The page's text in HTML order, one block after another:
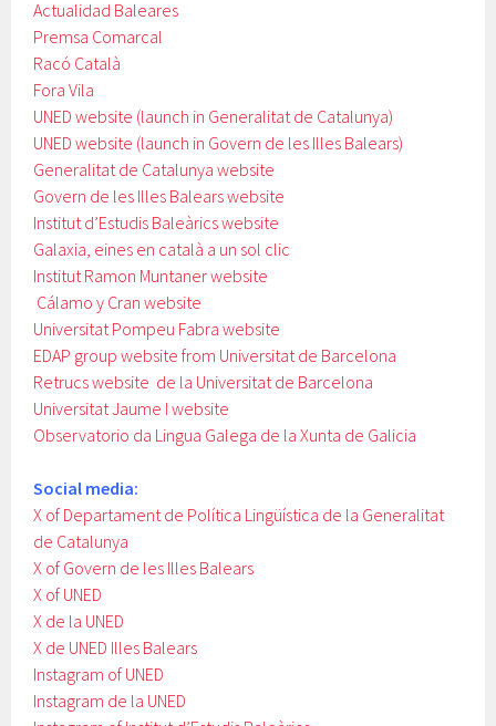
Actualidad Baleares
Premsa Comarcal
Racó Català
Fora Vila
UNED website (launch in Generalitat de Catalunya)
UNED website (launch in Govern de les Illes Balears)
Generalitat de Catalunyawebsite
Govern de les Illes Balearswebsite
Institut d’Estudis Baleàricswebsite
Galaxia, eines en català a un sol clic
Institut Ramon Muntanerwebsite
Cálamo y Cranwebsite
Universitat Pompeu Fabrawebsite
EDAP groupwebsitefrom Universitat de Barcelona
Retrucswebsite de la Universitat de Barcelona
Universitat Jaume Iwebsite
Observatorio da Lingua Galega de la Xunta de Galicia
Social media:
X of Departament de Política Lingüística de la Generalitat
de Catalunya
X of Govern de les Illes Balears
X of UNED
X de la UNED
X de UNED Illes Balears
Instagram of UNED
Instagram de la UNED